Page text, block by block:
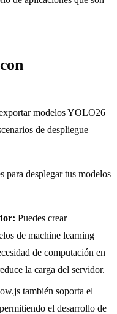
modelos YOLO26
de despliegue
para desplegar tus modelos
Puedes crear
de machine learning
de computación en
la carga del servidor.
también soporta el
el desarrollo de